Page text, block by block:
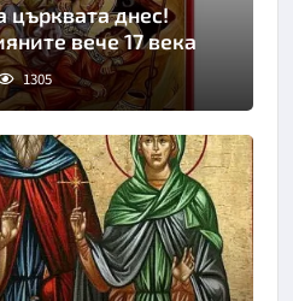
църквата днес!
вече 17 века
1305